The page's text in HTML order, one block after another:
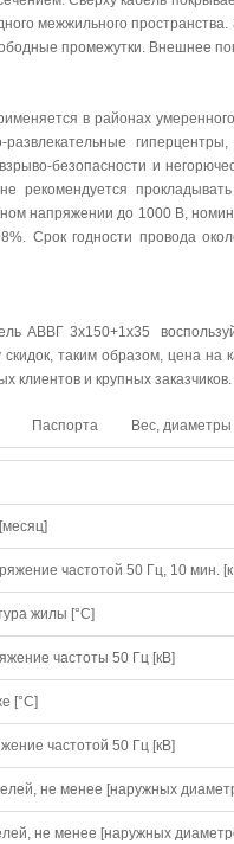
межжильного
промежутки. Внешнее
в районах
безопасности и
напряжении до 1000 В,
Срок годности провода
АВВГ 3х150+1х35
таким образом, цена
клиентов и крупных заказчиков.
Паспорта Вес, диаметры
частотой 50 Гц, 10 мин.
жилы [°С]
частоты 50 Гц [кВ]
[°C]
частотой 50 Гц [кВ]
не менее [наружных
не менее [наружных